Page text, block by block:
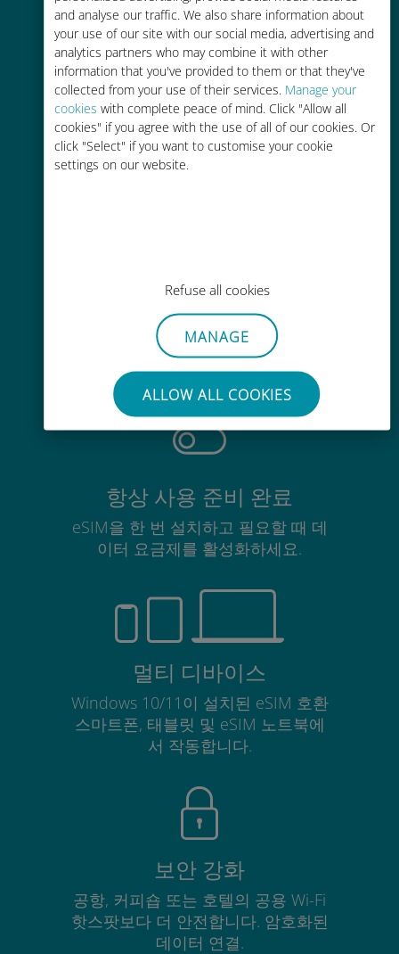
and analyse our traffic. We also share information about
your use of our site with our social media, advertising and
analytics partners who may combine it with other
information that you've provided to them or that they've
collected from your use of their services. Manage your
cookies with complete peace of mind. Click "Allow all
cookies" if you agree with the use of all of our cookies. Or
click "Select" if you want to customise your cookie
settings on our website.
Refuse all cookies
MANAGE
ALLOW ALL COOKIES
90% 저렴합니다.
간편한 충전
Wi-Fi나 남은 데이터가 없어도 Ubigi
간편한
기존 SIM 카드를 제거할 필요가 없습
니다.
항상 사용 준비 완료
eSIM을 한 번 설치하고 필요할 때 데
이터 요금제를 활성화하세요.
멀티 디바이스
Windows 10/11이 설치된 eSIM 호환
스마트폰, 태블릿 및 eSIM 노트북에
서 작동합니다.
보안 강화
공항, 커피숍 또는 호텔의 공용 Wi-Fi
핫스팟보다 더 안전합니다. 암호화된
데이터 연결.